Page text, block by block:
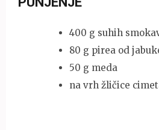
400 g suhih
80 g pirea od
50 g meda
na vrh žličice